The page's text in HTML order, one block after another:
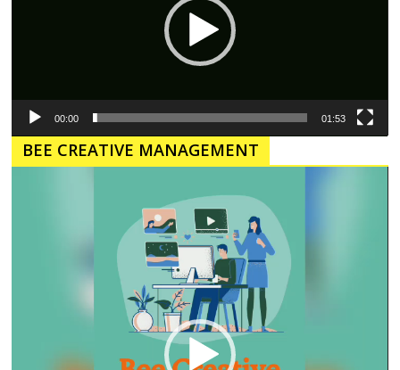
00:00 01:53
BEE CREATIVE MANAGEMENT